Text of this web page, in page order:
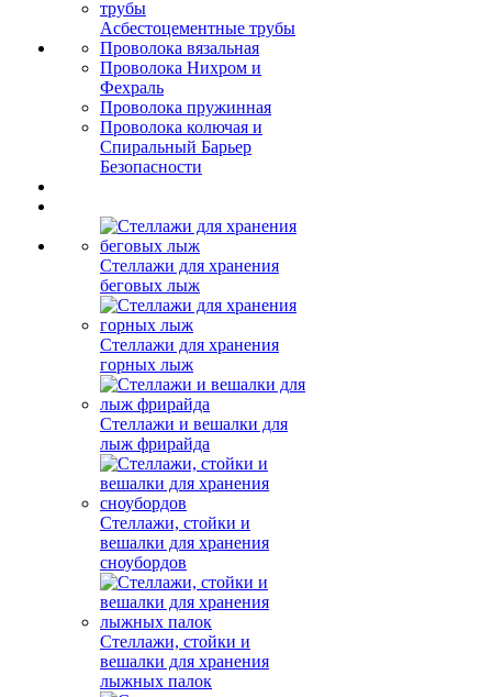
Асбестоцементные трубы
Проволока вязальная
Проволока Нихром и
Фехраль
Проволока пружинная
Проволока колючая и
Спиральный Барьер
Безопасности
Стеллажи для хранения
беговых лыж
Стеллажи для хранения
горных лыж
Стеллажи и вешалки для
лыж фрирайда
Стеллажи, стойки и
вешалки для хранения
сноубордов
Стеллажи, стойки и
вешалки для хранения
лыжных палок